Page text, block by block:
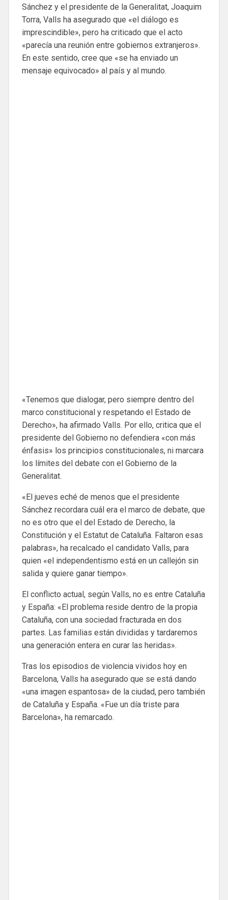
Sánchez y el presidente de la Generalitat, Joaquim
Torra, Valls ha asegurado que «el diálogo es
imprescindible», pero ha criticado que el acto
«parecía una reunión entre gobiernos extranjeros».
En este sentido, cree que «se ha enviado un
mensaje equivocado» al país y al mundo.
«Tenemos que dialogar, pero siempre dentro del
marco constitucional y respetando el Estado de
Derecho», ha afirmado Valls. Por ello, critica que el
presidente del Gobierno no defendiera «con más
énfasis» los principios constitucionales, ni marcara
los límites del debate con el Gobierno de la
Generalitat.
«El jueves eché de menos que el presidente
Sánchez recordara cuál era el marco de debate, que
no es otro que el del Estado de Derecho, la
Constitución y el Estatut de Cataluña. Faltaron esas
palabras», ha recalcado el candidato Valls, para
quien «el independentismo está en un callejón sin
salida y quiere ganar tiempo».
El conflicto actual, según Valls, no es entre Cataluña
y España: «El problema reside dentro de la propia
Cataluña, con una sociedad fracturada en dos
partes. Las familias están divididas y tardaremos
una generación entera en curar las heridas».
Tras los episodios de violencia vividos hoy en
Barcelona, Valls ha asegurado que se está dando
«una imagen espantosa» de la ciudad, pero también
de Cataluña y España. «Fue un día triste para
Barcelona», ha remarcado.